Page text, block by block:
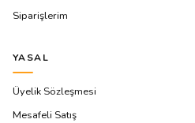
Siparişlerim
YASAL
Üyelik Sözleşmesi
Mesafeli Satış